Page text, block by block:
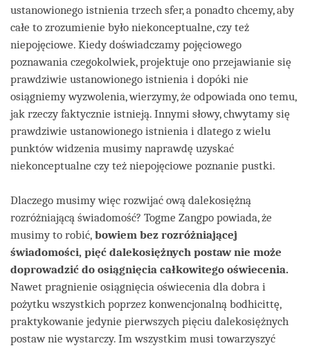
ustanowionego istnienia trzech sfer, a ponadto chcemy, aby
całe to zrozumienie było niekonceptualne, czy też
niepojęciowe. Kiedy doświadczamy pojęciowego
poznawania czegokolwiek, projektuje ono przejawianie się
prawdziwie ustanowionego istnienia i dopóki nie
osiągniemy wyzwolenia, wierzymy, że odpowiada ono temu,
jak rzeczy faktycznie istnieją. Innymi słowy, chwytamy się
prawdziwie ustanowionego istnienia i dlatego z wielu
punktów widzenia musimy naprawdę uzyskać
niekonceptualne czy też niepojęciowe poznanie pustki.
Dlaczego musimy więc rozwijać ową dalekosiężną
rozróżniającą świadomość? Togme Zangpo powiada, że
musimy to robić, bowiem bez rozróżniającej
świadomości, pięć dalekosiężnych postaw nie może
doprowadzić do osiągnięcia całkowitego oświecenia.
Nawet pragnienie osiągnięcia oświecenia dla dobra i
pożytku wszystkich poprzez konwencjonalną bodhicittę,
praktykowanie jedynie pierwszych pięciu dalekosiężnych
postaw nie wystarczy. Im wszystkim musi towarzyszyć